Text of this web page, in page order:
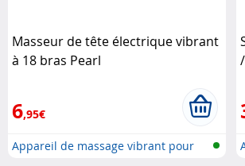
Masseur de tête électrique vibrant
à 18 bras Pearl
6,95€
Appareil de massage vibrant pour